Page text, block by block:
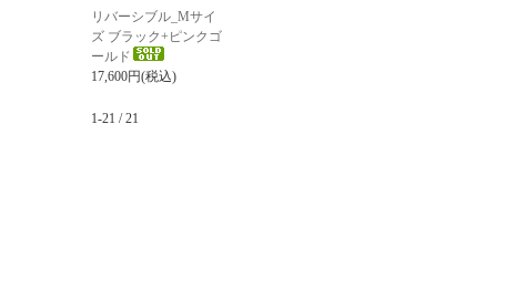
リバーシブル_Mサイ
ズ ブラック+ピンクゴ
ールド
17,600円(税込)
1-21 / 21